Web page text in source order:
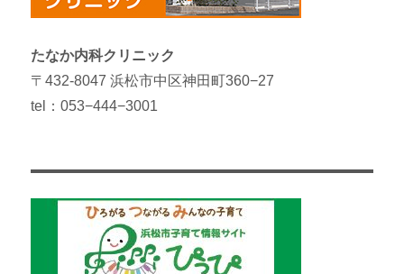
たなか内科クリニック
〒432-8047 浜松市中区神田町360−27
tel：053−444−3001